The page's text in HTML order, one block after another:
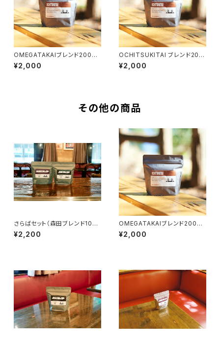
OMEGATAKAIブレンド200g
¥2,000
OCHITSUKITAI ブレンド200
g
¥2,000
その他の商品
さらばセット（森田ブレンド100
g、ブクロブレンド100g）
¥2,200
OMEGATAKAIブレンド200g
¥2,000